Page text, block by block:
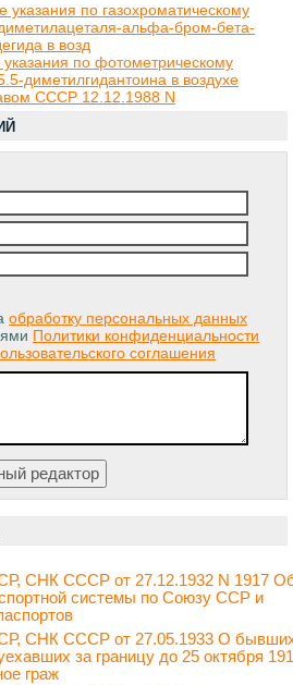
указания по газохроматическому
альфа-бром-бета-
в возд
по фотометрическому
диметилгидантоина в воздухе
СССР 12.12.1988 N
обработку персональных данных
Политики конфиденциальности
соглашения
СНК СССР от 27.12.1932 N 1917
системы по Союзу ССР и
СНК СССР от 27.05.1933 О
за границу до 25 октября
граж